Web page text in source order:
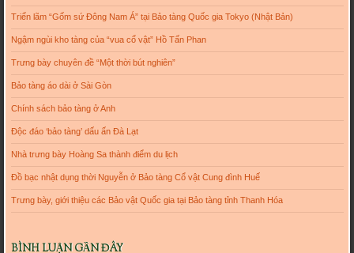
Triển lãm “Gốm sứ Đông Nam Á” tại Bảo tàng Quốc gia Tokyo (Nhật Bản)
Ngậm ngùi kho tàng của “vua cổ vật” Hồ Tấn Phan
Trưng bày chuyên đề “Một thời bút nghiên”
Bảo tàng áo dài ở Sài Gòn
Chính sách bảo tàng ở Anh
Độc đáo ‘bảo tàng’ dấu ấn Đà Lạt
Nhà trưng bày Hoàng Sa thành điểm du lịch
Đồ bạc nhật dụng thời Nguyễn ở Bảo tàng Cổ vật Cung đình Huế
Trưng bày, giới thiệu các Bảo vật Quốc gia tại Bảo tàng tỉnh Thanh Hóa
BÌNH LUẬN GẦN ĐÂY